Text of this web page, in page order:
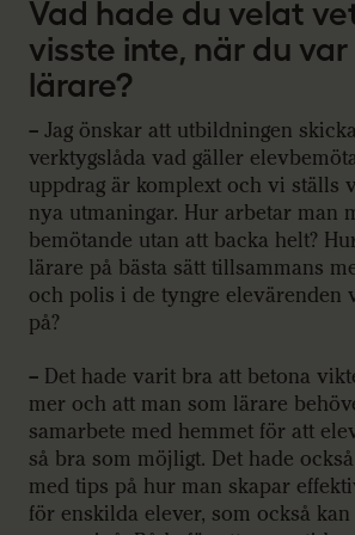
Vad hade du velat
visste inte, när du var
lärare?
– Jag önskar att utbildningen
verktygslåda vad gäller
uppdrag är komplext och vi ställs
nya utmaningar. Hur arbetar man
bemötande utan att backa helt?
lärare på bästa sätt tillsammans
och polis i de tyngre elevärenden
på?
– Det hade varit bra att betona
mer och att man som lärare
samarbete med hemmet för att
så bra som möjligt. Det hade
med tips på hur man skapar
för enskilda elever, som också